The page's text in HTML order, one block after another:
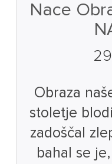
Nace
Obraza
stoletje
zadoščal
bahal se